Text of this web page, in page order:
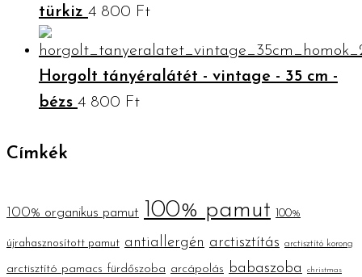
türkiz 4 800 Ft
Horgolt tányéralátét - vintage - 35 cm -
bézs 4 800 Ft
Címkék
100% organikus pamut 100% pamut 100%
újrahasznosított pamut antiallergén arctisztítás arctisztító korong
arctisztító pamacs fürdőszoba arcápolás babaszoba christmas